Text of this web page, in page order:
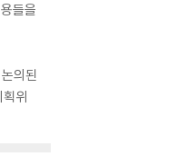
들을
의된
위